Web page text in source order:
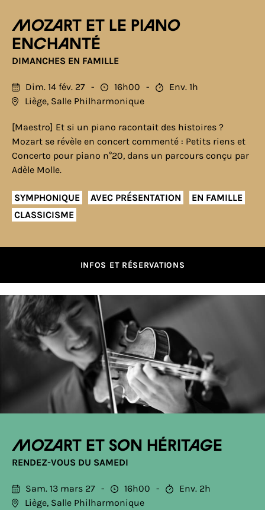
MOZART ET LE PIANO
ENCHANTÉ
DIMANCHES EN FAMILLE
Dim. 14 fév. 27 16h00
Env. 1h
Liège, Salle Philharmonique
[Maestro] Et si un piano racontait des histoires ?
Mozart se révèle en concert commenté : Petits riens et
Concerto pour piano n°20, dans un parcours conçu par
Adèle Molle.
SYMPHONIQUE AVEC PRÉSENTATION
EN FAMILLE
CLASSICISME
INFOS ET RÉSERVATIONS
Mozart et son héritage
RENDEZ-VOUS DU SAMEDI
Sam. 13 mars 27 16h00
Env. 2h
Liège, Salle Philharmonique